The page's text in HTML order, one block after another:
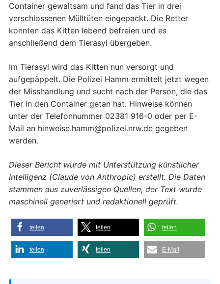
Container gewaltsam und fand das Tier in drei
verschlossenen Mülltüten eingepackt. Die Retter
konnten das Kitten lebend befreien und es
anschließend dem Tierasyl übergeben.
Im Tierasyl wird das Kitten nun versorgt und
aufgepäppelt. Die Polizei Hamm ermittelt jetzt wegen
der Misshandlung und sucht nach der Person, die das
Tier in den Container getan hat. Hinweise können
unter der Telefonnummer 02381 916-0 oder per E-
Mail an hinweise.hamm@polizei.nrw.de gegeben
werden.
Dieser Bericht wurde mit Unterstützung künstlicher
Intelligenz (Claude von Anthropic) erstellt. Die Daten
stammen aus zuverlässigen Quellen, der Text wurde
maschinell generiert und redaktionell geprüft.
teilen teilen teilen
teilen teilen E-Mail